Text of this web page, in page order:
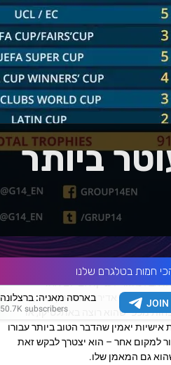
ביותר
חמות בטלגרם שלנו